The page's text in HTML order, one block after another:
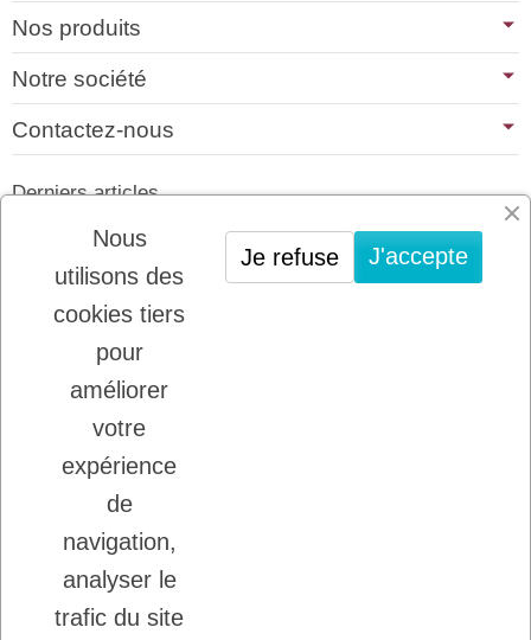
Nos produits
Notre société
Contactez-nous
Derniers articles
01/07/2026
PLATINUM : LE MEILLEUR DE LA
VIANDE POUR CHIENS ET CHATS
22/08/2025
LADYBEL : DES SOINS FRANCAIS DE
GRANDE QUALITE
Inscription à la newsletter
Vous pouvez vous désinscrire à tout moment.
J'accepte les conditions générales et la
Nous
utilisons des
cookies tiers
pour
améliorer
votre
expérience
de
navigation,
analyser le
trafic du site
J'accepte
Je refuse